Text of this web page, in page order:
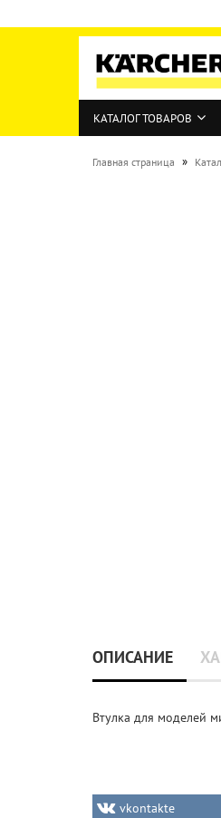
КАТАЛОГ ТОВАРОВ
Главная страница »
ОПИСАНИЕ
Втулка для моделей
vkontakte